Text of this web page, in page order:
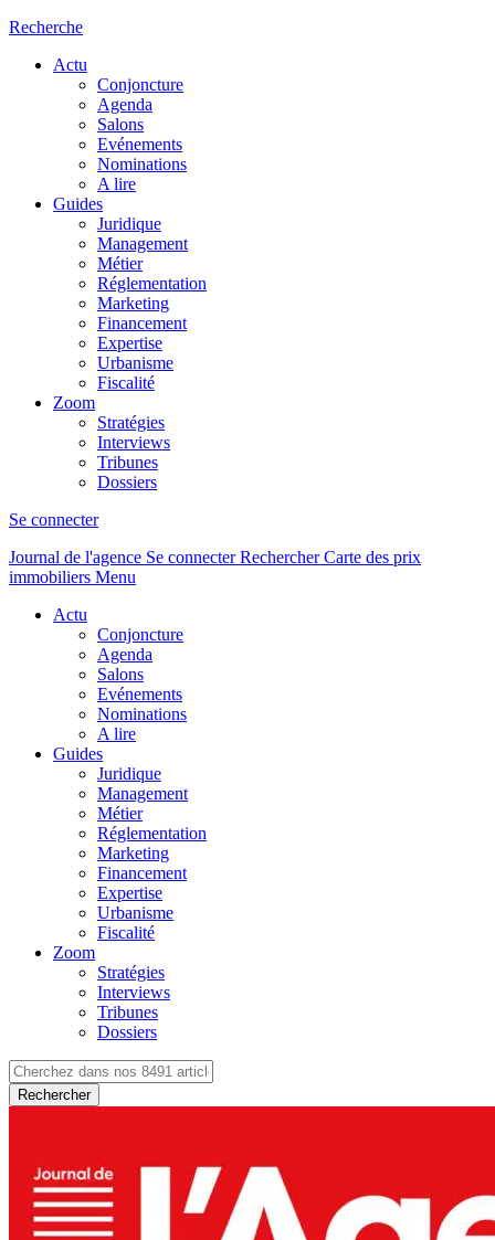
Recherche
Actu
Conjoncture
Agenda
Salons
Evénements
Nominations
A lire
Guides
Juridique
Management
Métier
Réglementation
Marketing
Financement
Expertise
Urbanisme
Fiscalité
Zoom
Stratégies
Interviews
Tribunes
Dossiers
Se connecter
Journal de l'agence Se connecterRechercher Carte des prix
immobiliers Menu
Actu
Conjoncture
Agenda
Salons
Evénements
Nominations
A lire
Guides
Juridique
Management
Métier
Réglementation
Marketing
Financement
Expertise
Urbanisme
Fiscalité
Zoom
Stratégies
Interviews
Tribunes
Dossiers
Rechercher